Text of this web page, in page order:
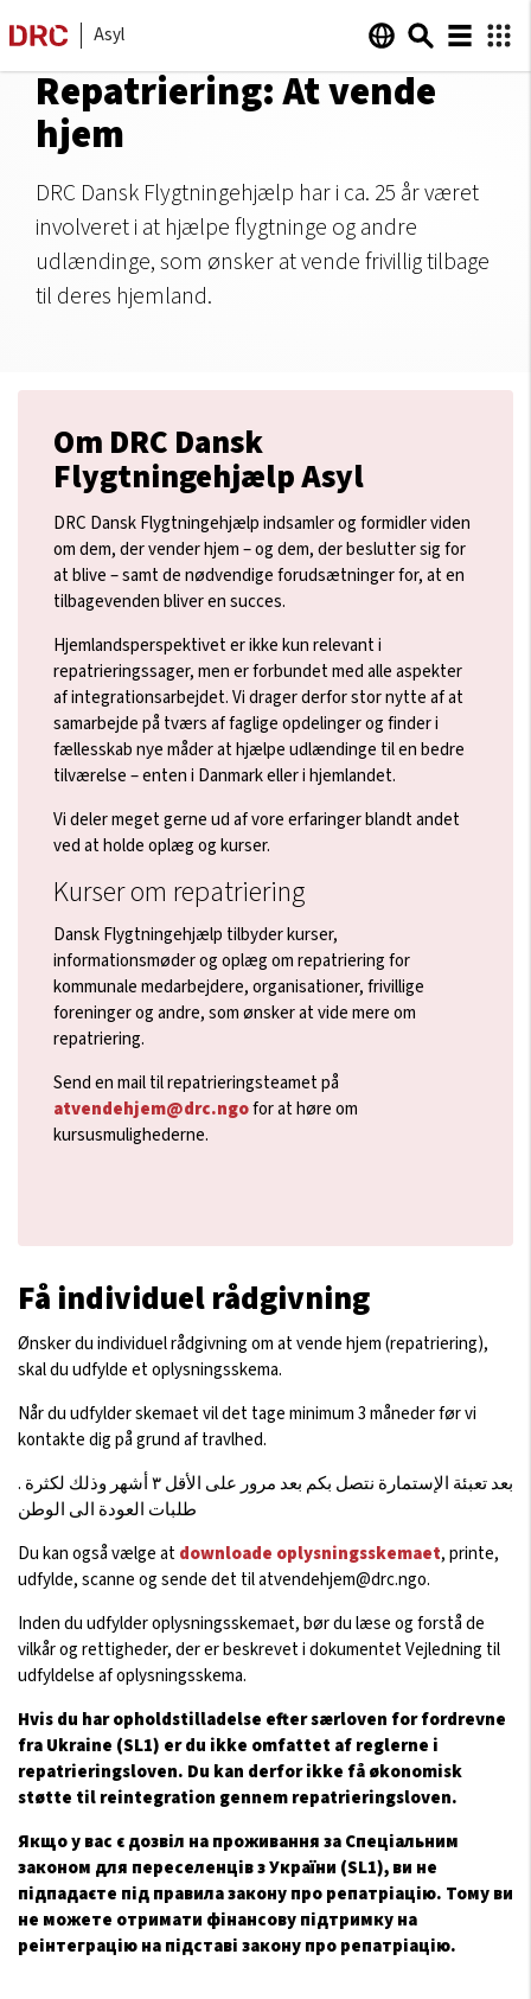
Asyl
Repatriering: At vende
hjem
DRC Dansk Flygtningehjælp har i ca. 25 år været
involveret i at hjælpe flygtninge og andre
udlændinge, som ønsker at vende frivillig tilbage
til deres hjemland.
Om DRC Dansk
Flygtningehjælp Asyl
DRC Dansk Flygtningehjælp indsamler og formidler viden
om dem, der vender hjem – og dem, der beslutter sig for
at blive – samt de nødvendige forudsætninger for, at en
tilbagevenden bliver en succes.
Hjemlandsperspektivet er ikke kun relevant i
repatrieringssager, men er forbundet med alle aspekter
af integrationsarbejdet. Vi drager derfor stor nytte af at
samarbejde på tværs af faglige opdelinger og finder i
fællesskab nye måder at hjælpe udlændinge til en bedre
tilværelse – enten i Danmark eller i hjemlandet.
Vi deler meget gerne ud af vore erfaringer blandt andet
ved at holde oplæg og kurser.
Kurser om repatriering
Dansk Flygtningehjælp tilbyder kurser,
informationsmøder og oplæg om repatriering for
kommunale medarbejdere, organisationer, frivillige
foreninger og andre, som ønsker at vide mere om
repatriering.
Send en mail til repatrieringsteamet på
atvendehjem@drc.ngofor at høre om
kursusmulighederne.
Få individuel rådgivning
Ønsker du individuel rådgivning om at vende hjem (repatriering),
skal du udfylde et oplysningsskema.
Når du udfylder skemaet vil det tage minimum 3 måneder før vi
kontakte dig på grund af travlhed.
.
بعدتعبئة الإستمارة نتصل بكم بعد مرور علی الأقل ٣ أشهر وذلك لكثرة
طلبات العودة الی الوطن
Du kan også vælge atdownloade oplysningsskemaet, printe,
udfylde, scanne og sende det tilatvendehjem@drc.ngo.
Inden du udfylder oplysningsskemaet, bør du læse og forstå de
vilkår og rettigheder, der er beskrevet i dokumentet Vejledning til
udfyldelse af oplysningsskema.
Hvis du har opholdstilladelse efter særloven for fordrevne
fra Ukraine (SL1) er du ikke omfattet af reglerne i
repatrieringsloven. Du kan derfor ikke få økonomisk
støtte til reintegration gennem repatrieringsloven.
Якщо у вас є дозвіл на проживання за Спеціальним
законом для переселенців з України (SL1), ви не
підпадаєте під правила закону про репатріацію. Тому ви
не можете отримати фінансову підтримку на
реінтеграцію на підставі закону про репатріацію.